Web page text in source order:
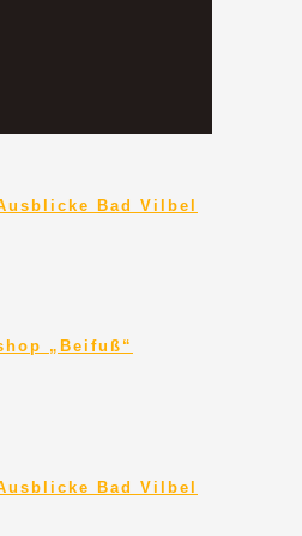
Bad Vilbel
„Beifuß“
Bad Vilbel